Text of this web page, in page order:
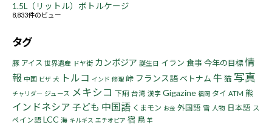
1.5L（リットル）ボトルケージ
8,833件のビュー
タグ
豚 アイス 世界遺産 ドヤ街 カンボジア 誕生日 イラン 食事今年の目標情
報 中国 ビザ 犬 トルコ インド 修理 峠 フランス語 ベトナム 牛猫 写真
チャリダー ジュース メキシコ 下痢 台湾 漢字 Gigazine 福岡 タイ ATM 熊
インドネシア 子ども 中国語 くまモン お金 外国語 雪 人物 日本語 ス
ペイン語 LCC 海 キルギス エチオピア 宿 鳥 羊